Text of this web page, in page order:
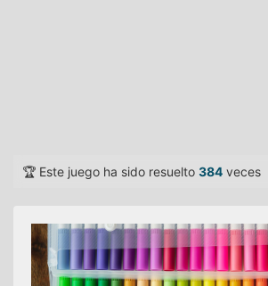
🏆 Este juego ha sido resuelto 384 veces